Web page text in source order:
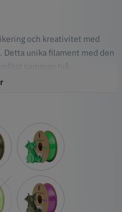
och kreativitet med
Detta unika filament med den
samman två
utskrifter som uppvisar